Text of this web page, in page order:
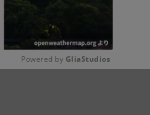
Powered by GliaStudios